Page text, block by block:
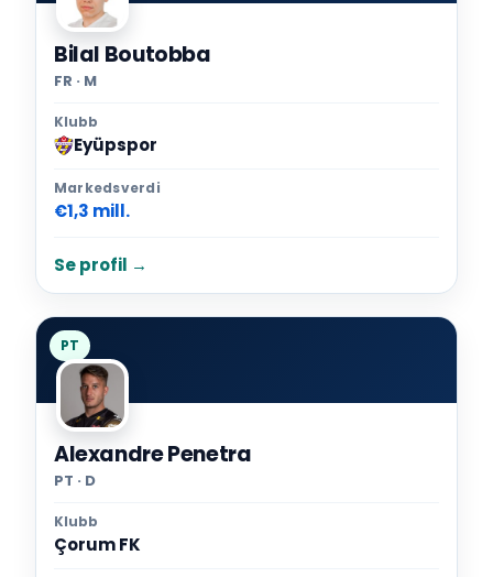
Bilal Boutobba
FR · M
Klubb
Eyüpspor
Markedsverdi
€1,3 mill.
Se profil →
PT
Alexandre Penetra
PT · D
Klubb
Çorum FK